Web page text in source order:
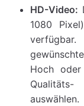
HD-Video:
1080
Hoch